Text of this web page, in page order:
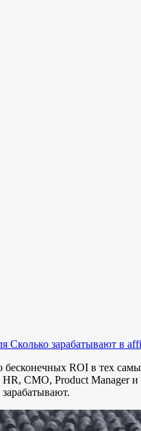
Сколько зарабатывают в
ROI в тех
CMO, Product Manager и